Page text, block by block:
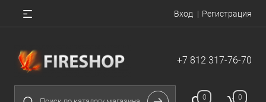
Вход Регистрация
+7 812 317-76-70
0 0